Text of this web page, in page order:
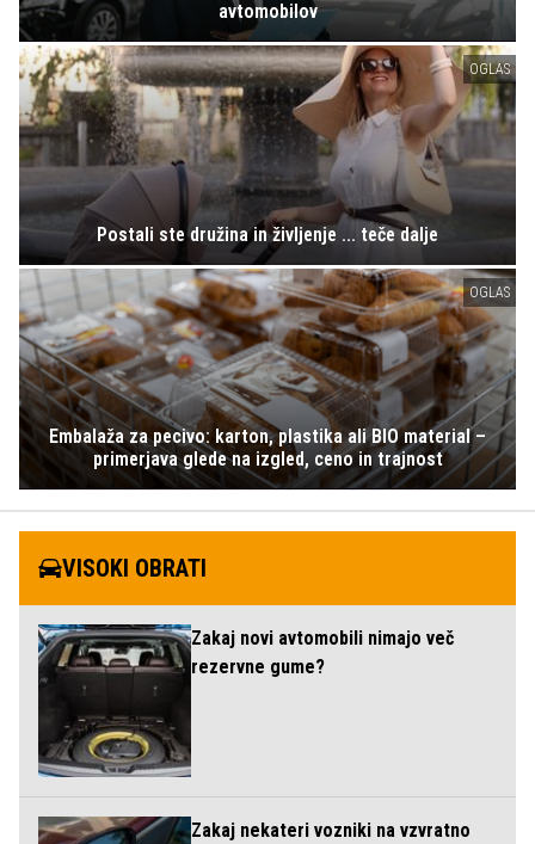
avtomobilov
OGLAS
Postali ste družina in življenje ... teče dalje
OGLAS
Embalaža za pecivo: karton, plastika ali BIO material –
primerjava glede na izgled, ceno in trajnost
VISOKI OBRATI
Zakaj novi avtomobili nimajo več
rezervne gume?
Zakaj nekateri vozniki na vzvratno